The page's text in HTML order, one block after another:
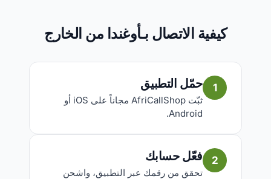
كيفية الاتصال بـأوغندا من الخارج
1 حمّل التطبيق
ثبّت AfriCallShop مجاناً على iOS أو
Android.
2 فعّل حسابك
تحقق من رقمك عبر التطبيق، واشحن